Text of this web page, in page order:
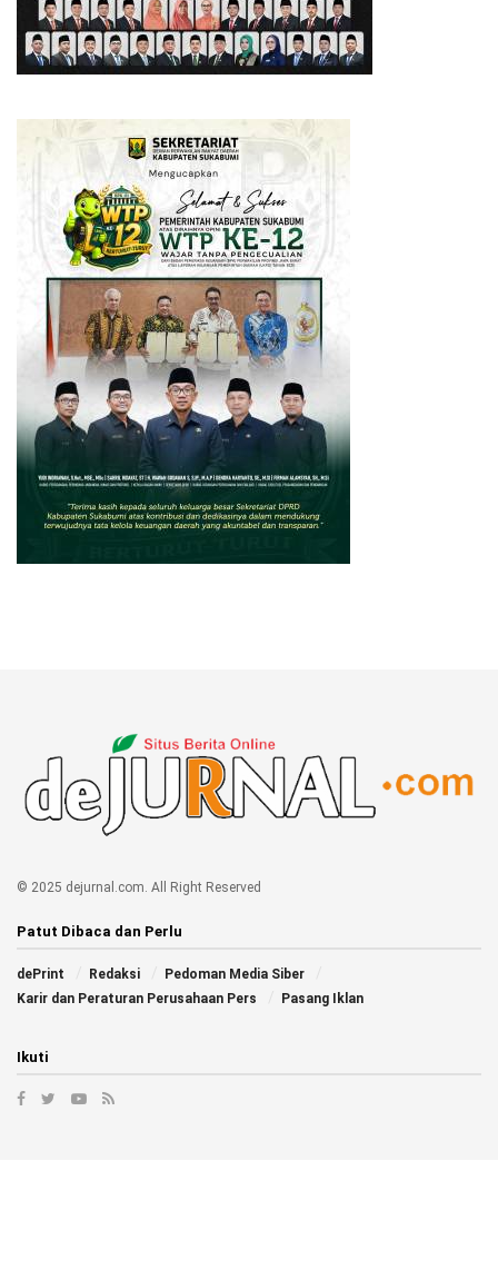
© 2025 dejurnal.com. All Right Reserved
Patut Dibaca dan Perlu
dePrint Redaksi
Pedoman Media Siber
Karir dan Peraturan Perusahaan Pers
Pasang Iklan
Ikuti